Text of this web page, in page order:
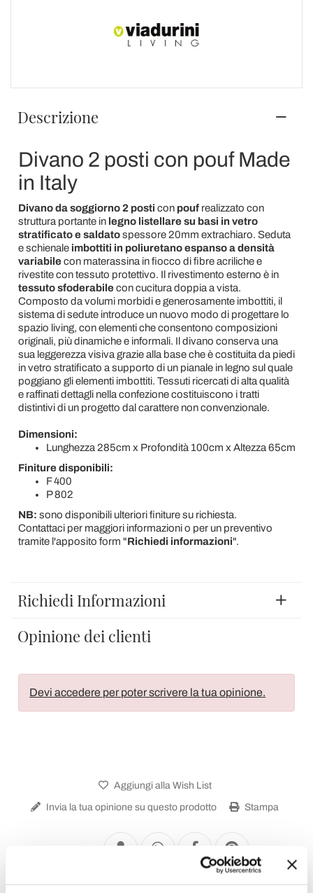
Descrizione
Divano 2 posti con pouf Made
in Italy
Divano da soggiorno 2 posti conpouf realizzato con
struttura portante in legno listellare su basi in vetro
stratificato e saldatospessore 20mm extrachiaro. Seduta
e schienale imbottiti in poliuretano espanso a densità
variabilecon materassina in fiocco di fibre acriliche e
rivestite con tessuto protettivo. Il rivestimento esterno è in
tessuto sfoderabilecon cucitura doppia a vista.
Composto da volumi morbidi e generosamente imbottiti, il
sistema di sedute introduce un nuovo modo di progettare lo
spazio living, con elementi che consentono composizioni
originali, più dinamiche e informali. Il divano conserva una
sua leggerezza visiva grazie alla base che è costituita da piedi
in vetro stratificato a supporto di un pianale in legno sul quale
poggiano gli elementi imbottiti. Tessuti ricercati di alta qualità
e raffinati dettagli nella confezione costituiscono i tratti
distintivi di un progetto dal carattere non convenzionale.
Dimensioni:
Lunghezza 285cm x Profondità 100cm x Altezza 65cm
Finiture disponibili:
F 400
P 802
NB: sono disponibili ulteriori finiture su richiesta.
Contattaci per maggiori informazioni o per un preventivo
tramite l'apposito form "Richiedi informazioni".
Richiedi Informazioni
Opinione dei clienti
Devi accedere per poter scrivere la tua opinione.
Aggiungi alla Wish List
Invia la tua opinione su questo prodotto Stampa